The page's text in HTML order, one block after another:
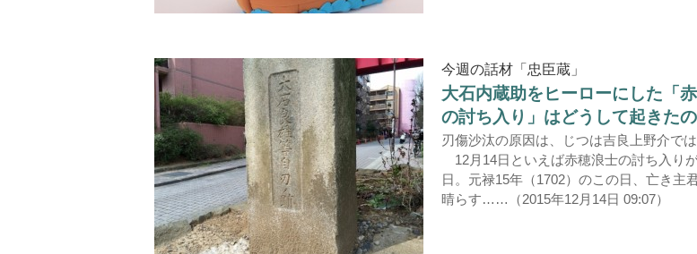
今週の話材「忠臣蔵」
大石内蔵助をヒーローにした「
の討ち入り」はどうして起きた
刃傷沙汰の原因は、じつは吉良上野介で
12月14日といえば赤穂浪士の討ち入り
日。元禄15年（1702）のこの日、亡き主
晴らす……（2015年12月14日 09:07）